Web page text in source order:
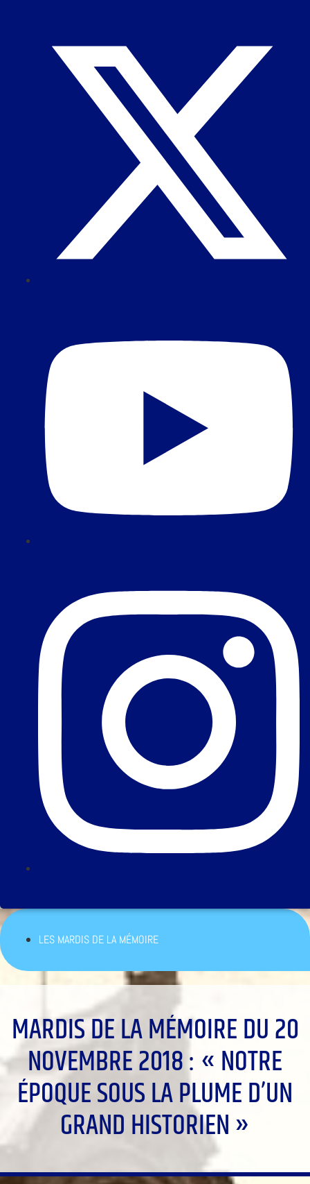
LES MARDIS DE LA MÉMOIRE
MARDIS DE LA MÉMOIRE DU 20
NOVEMBRE 2018 : « NOTRE
ÉPOQUE SOUS LA PLUME D’UN
GRAND HISTORIEN »